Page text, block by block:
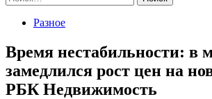
Разное
Время нестабильности: в
замедлился рост цен на
РБК Недвижимость